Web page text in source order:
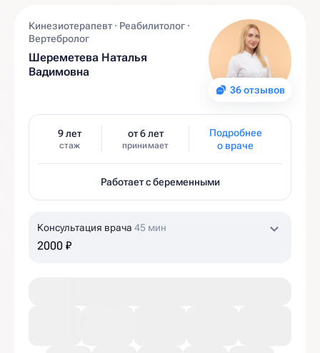
36 отзывов
Кинезиотерапевт · Реабилитолог ·
Вертебролог
Шереметева Наталья
Вадимовна
9 лет
стаж
от 6 лет
принимает
Подробнее
о враче
Работает с беременными
Консультация врача 45 мин
2000 ₽